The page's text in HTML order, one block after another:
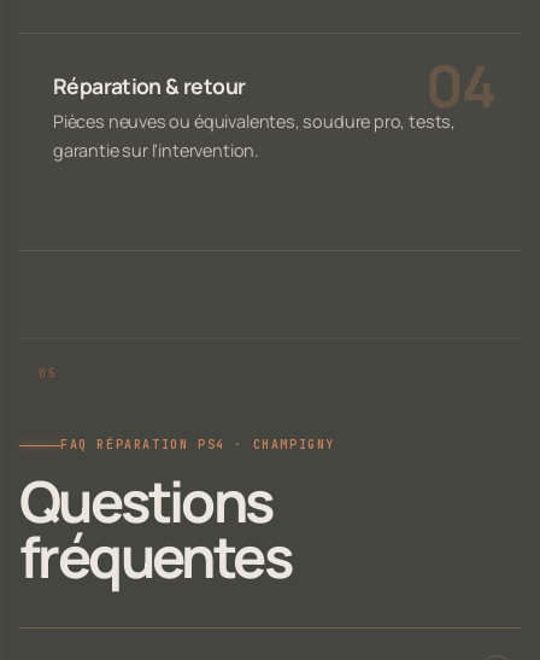
Réparation & retour
Pièces neuves ou équivalentes, soudure pro, tests,
garantie sur l'intervention.
FAQ RÉPARATION PS4 · CHAMPIGNY
Questions
fréquentes